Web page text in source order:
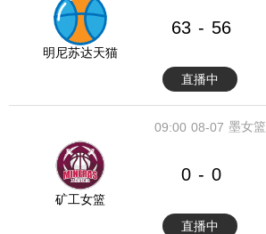
明尼苏达天猫
63 - 56
直播中
08-07
09:00 墨女篮
矿工女篮
0 - 0
直播中